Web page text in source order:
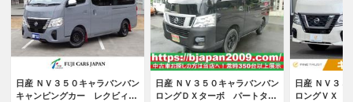
日産 ＮＶ３５０キャラバンバン
キャンピングカー レクビィ
日産 ＮＶ３５０キャラバンバン
ロングＤＸターボ パートタイ
日産 ＮＶ３５
ロングＶＸ